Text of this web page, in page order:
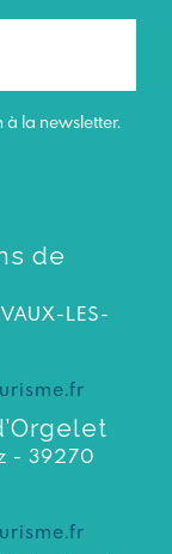
à la newsletter.
de
LES-
- 39270